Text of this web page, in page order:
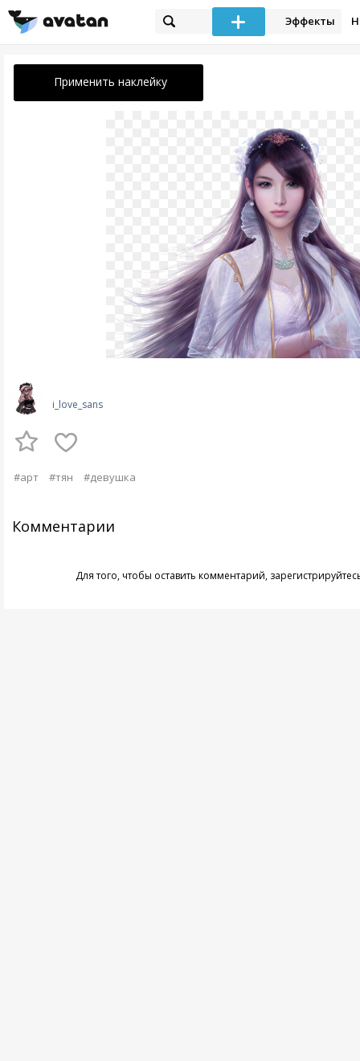
Эффекты
Применить наклейку
i_love_sans
#арт #тян #девушка
Комментарии
Для того, чтобы оставить комментарий,